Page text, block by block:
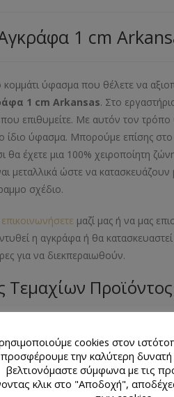
1 cm
κομμάτι ύφασμα που θέλετε να
1 cm Arkansas. Στο
επιθυμείτε. Με αυτόν τον τρόπο
ίδιο ύφασμα. Μπορούμε επίσης στο
θα έχετε μια 100% χειροποίητη
μεταλλικά ώστε να
σχέδιο.
επικοινωνήσετε μαζί μας ή να μας
η αγκράφα ή θα
για να διεκπεραιωθούν.
Τεμαχίων Προϊόντος
cookies στον
προσφέρουμε την καλύτερη δυνατή
βελτιονόμαστε σύμφωνα με τις
κλικ στο "Αποδοχή",